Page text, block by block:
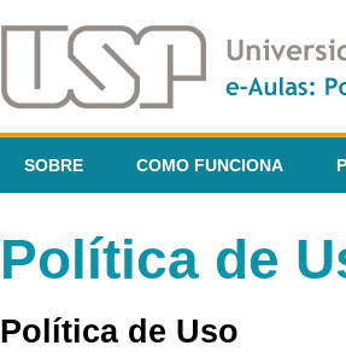
SOBRE COMO FUNCIONA
Política de
Política de Uso